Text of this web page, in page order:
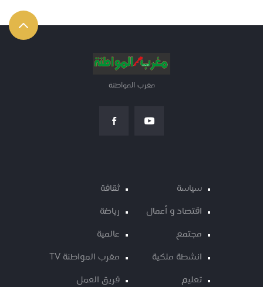
مغرب المواطنة
سياسة
اقتصاد و أعمال
مجتمع
انشطة ملكية
تعليم
ثقافة
رياضة
عالمية
مغرب المواطنة TV
فريق العمل